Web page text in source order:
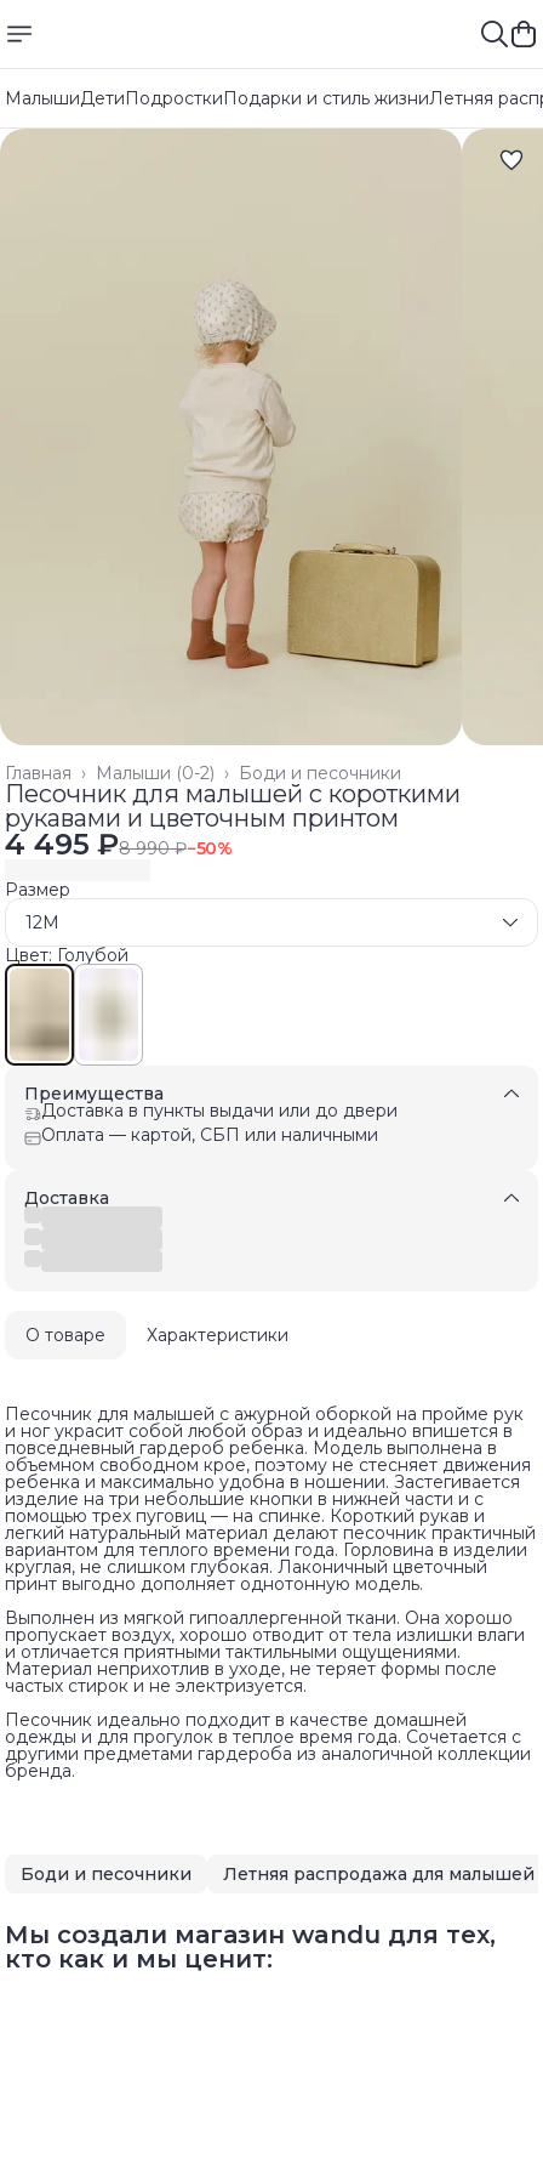
МалышиДетиПодросткиПодарки и стиль жизниЛетняя
Боди и песочники
Малыши (0-2) ›
Главная ›
Песочник для малышей с короткими
рукавами и цветочным принтом
4 495 ₽8 990 ₽−50%
Размер
12M
Цвет: Голубой
Преимущества
Доставка в пункты выдачи или до двери
Оплата — картой, СБП или наличными
Доставка
О товаре Характеристики
Песочник для малышей с ажурной оборкой на пройме рук
и ног украсит собой любой образ и идеально впишется в
повседневный гардероб ребенка. Модель выполнена в
объемном свободном крое, поэтому не стесняет движения
ребенка и максимально удобна в ношении. Застегивается
изделие на три небольшие кнопки в нижней части и с
помощью трех пуговиц — на спинке. Короткий рукав и
легкий натуральный материал делают песочник практичный
вариантом для теплого времени года. Горловина в изделии
круглая, не слишком глубокая. Лаконичный цветочный
принт выгодно дополняет однотонную модель.
Выполнен из мягкой гипоаллергенной ткани. Она хорошо
пропускает воздух, хорошо отводит от тела излишки влаги
и отличается приятными тактильными ощущениями.
Материал неприхотлив в уходе, не теряет формы после
частых стирок и не электризуется.
Песочник идеально подходит в качестве домашней
одежды и для прогулок в теплое время года. Сочетается с
другими предметами гардероба из аналогичной коллекции
бренда.
Боди и песочники
Мы создали магазин wandu для тех,
кто как и мы ценит: